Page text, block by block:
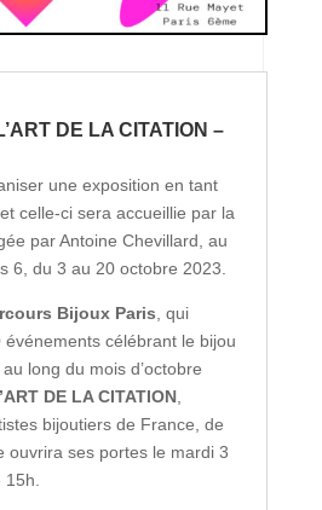
DE LA CITATION –
une exposition en tant
celle-ci sera accueillie par la
par Antoine Chevillard, au
6, du 3 au 20 octobre 2023.
Bijoux Paris, qui
célébrant le bijou
long du mois d’octobre
DE LA CITATION,
bijoutiers de France, de
ouvrira ses portes le mardi 3
15h.